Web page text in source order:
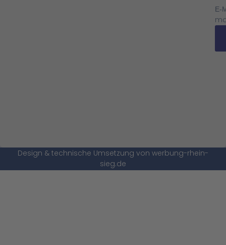
E-
Design & technische Umsetzung von werbung-rhein-
sieg.de